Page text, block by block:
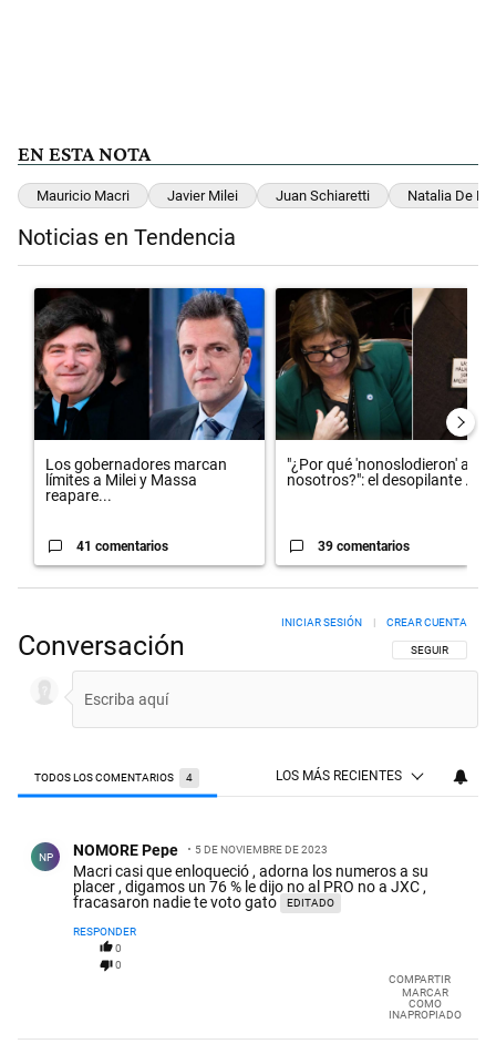
EN ESTA NOTA
Mauricio Macri Javier Milei Juan Schiaretti Natalia De La
Noticias en Tendencia
Un artículo de tendencia con el título "Los gobernadores marcan
Los gobernadores marcan
límites a Milei y Massa
reapare...
41 comentarios
Un artículo de tendencia con el
"¿Por qué 'nonoslodieron' a
nosotros?": el desopilante ...
39 comentarios
Conversación SIGA ESTA
SEGUIR
INICIAR SESIÓN CREAR CUENTA
TODOS LOS COMENTARIOS 4 LOS MÁS RECIENTES
NP NOMORE Pepe 5 DE NOVIEMBRE DE 2023
Macri casi que enloqueció , adorna los numeros a su
placer , digamos un 76 % le dijo no al PRO no a JXC ,
fracasaron nadie te voto gato
EDITADO
RESPONDER
0
0
COMPARTIR
MARCAR
COMO
INAPROPIADO